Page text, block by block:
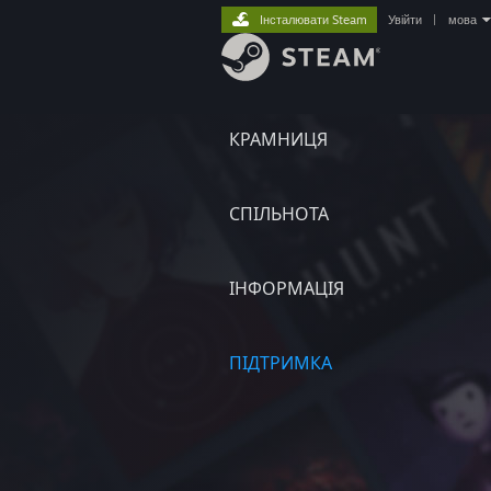
КРАМНИЦЯ
СПІЛЬНОТА
ІНФОРМАЦІЯ
ПІДТРИМКА
Інсталювати Steam Увійти мова